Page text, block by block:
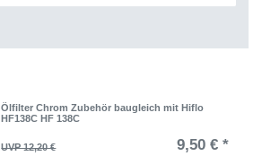
Ölfilter Chrom Zubehör baugleich mit Hiflo
HF138C HF 138C
UVP 12,20 € 9,50 € *